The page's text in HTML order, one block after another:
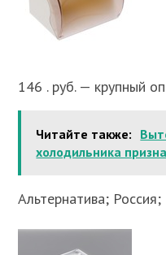
146 . руб. — крупный
Читайте также:
холодильника
Альтернатива;